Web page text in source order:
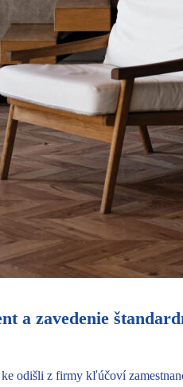
a zavedenie
odišli z firmy kľúčoví